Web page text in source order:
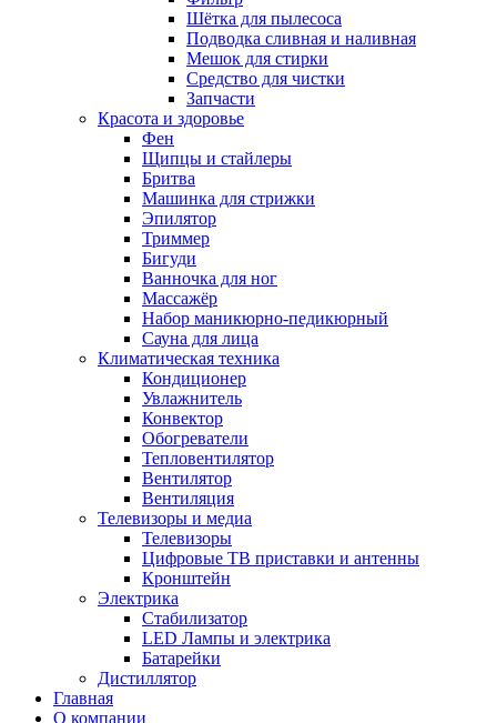
Шётка для пылесоса
Подводка сливная и наливная
Мешок для стирки
Средство для чистки
Запчасти
Красота и здоровье
Фен
Щипцы и стайлеры
Бритва
Машинка для стрижки
Эпилятор
Триммер
Бигуди
Ванночка для ног
Массажёр
Набор маникюрно-педикюрный
Сауна для лица
Климатическая техника
Кондиционер
Увлажнитель
Конвектор
Обогреватели
Тепловентилятор
Вентилятор
Вентиляция
Телевизоры и медиа
Телевизоры
Цифровые ТВ приставки и антенны
Кронштейн
Электрика
Стабилизатор
LED Лампы и электрика
Батарейки
Дистиллятор
Главная
О компании